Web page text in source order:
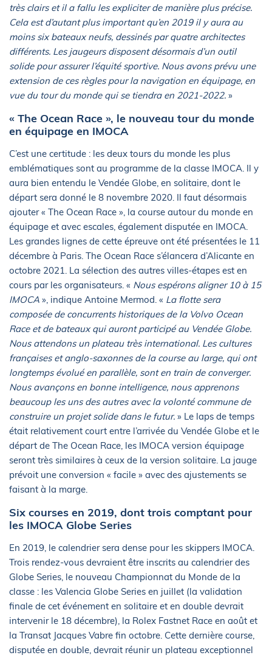
très clairs et il a fallu les expliciter de manière plus précise.
Cela est d’autant plus important qu’en 2019 il y aura au
moins six bateaux neufs, dessinés par quatre architectes
différents. Les jaugeurs disposent désormais d’un outil
solide pour assurer l’équité sportive. Nous avons prévu une
extension de ces règles pour la navigation en équipage, en
vue du tour du monde qui se tiendra en 2021-2022. »
« The Ocean Race », le nouveau tour du monde
en équipage en IMOCA
C’est une certitude : les deux tours du monde les plus
emblématiques sont au programme de la classe IMOCA. Il y
aura bien entendu le Vendée Globe, en solitaire, dont le
départ sera donné le 8 novembre 2020. Il faut désormais
ajouter « The Ocean Race », la course autour du monde en
équipage et avec escales, également disputée en IMOCA.
Les grandes lignes de cette épreuve ont été présentées le 11
décembre à Paris. The Ocean Race s’élancera d’Alicante en
octobre 2021. La sélection des autres villes-étapes est en
cours par les organisateurs. « Nous espérons aligner 10 à 15
IMOCA », indique Antoine Mermod. « La flotte sera
composée de concurrents historiques de la Volvo Ocean
Race et de bateaux qui auront participé au Vendée Globe.
Nous attendons un plateau très international. Les cultures
françaises et anglo-saxonnes de la course au large, qui ont
longtemps évolué en parallèle, sont en train de converger.
Nous avançons en bonne intelligence, nous apprenons
beaucoup les uns des autres avec la volonté commune de
construire un projet solide dans le futur. » Le laps de temps
était relativement court entre l’arrivée du Vendée Globe et le
départ de The Ocean Race, les IMOCA version équipage
seront très similaires à ceux de la version solitaire. La jauge
prévoit une conversion « facile » avec des ajustements se
faisant à la marge.
Six courses en 2019, dont trois comptant pour
les IMOCA Globe Series
En 2019, le calendrier sera dense pour les skippers IMOCA.
Trois rendez-vous devraient être inscrits au calendrier des
Globe Series, le nouveau Championnat du Monde de la
classe : les Valencia Globe Series en juillet (la validation
finale de cet événement en solitaire et en double devrait
intervenir le 18 décembre), la Rolex Fastnet Race en août et
la Transat Jacques Vabre fin octobre. Cette dernière course,
disputée en double, devrait réunir un plateau exceptionnel